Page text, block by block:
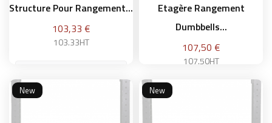
Structure Pour Rangement...
Prix
103,33 €
103.33HT
Etagère Rangement
Dumbbells...
Prix
107,50 €
107.50HT
New New